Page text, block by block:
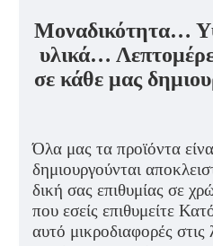
Μοναδικότητα…
υλικά…
σε κάθε μας
Όλα μας τα προϊόντα
δημιουργούνται
δική σας επιθυμίας σε
που εσείς επιθυμείτε
αυτό μικροδιαφορές στις